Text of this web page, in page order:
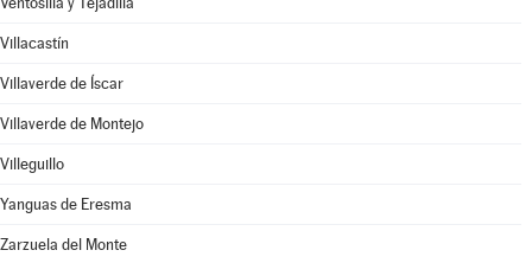
Villacastín
Villaverde de Íscar
Villaverde de Montejo
Villeguillo
Yanguas de Eresma
Zarzuela del Monte